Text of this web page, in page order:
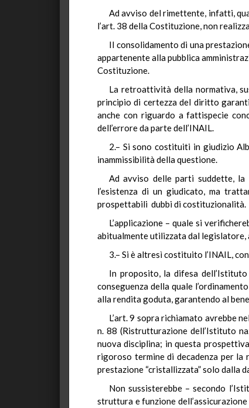
Ad avviso del rimettente, infatti,
l’art. 38 della Costituzione, non
Il consolidamento di una
appartenente alla pubblica
Costituzione.
La retroattività della normativa,
principio di certezza del diritto
anche con riguardo a fattispecie
dell’errore da parte dell’INAIL.
2.– Si sono costituiti in giudizio
inammissibilità della questione.
Ad avviso delle parti suddette,
l’esistenza di un giudicato, ma
prospettabili dubbi di costituzionalità.
L’applicazione – quale si
abitualmente utilizzata dal legislatore,
3.– Si è altresì costituito l’INAIL,
In proposito, la difesa
conseguenza della quale
alla rendita goduta, garantendo al
L’art. 9 sopra richiamato avrebbe
n. 88 (Ristrutturazione dell’Istituto
nuova disciplina; in questa
rigoroso termine di decadenza per
prestazione “cristallizzata” solo dalla
Non sussisterebbe – secondo
struttura e funzione